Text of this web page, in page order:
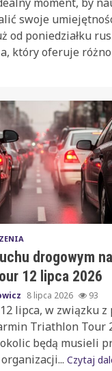
swoje
od poniedziałku
który oferuje
drogowym
12 lipca 2026
8 lipca 2026 93
lipca, w związku
Triathlon Tour
będą musieli
Czytaj